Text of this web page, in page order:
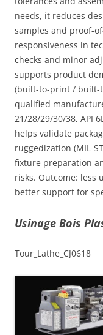
needs, it reduces
samples and proof-
responsiveness in
checks and minor
supports product
(built-to-print / built-
qualified
21/28/29/30/38, API
helps validate
ruggedization (MIL-
fixture preparation
risks. Outcome: less
better support for
Usinage Bois
Tour_Lathe_CJ0618